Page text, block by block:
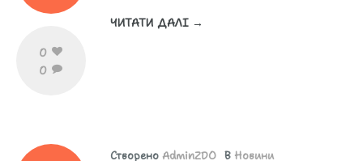
0
0
ЧИТАТИ ДАЛІ →
Створено AdminZDO В Новини